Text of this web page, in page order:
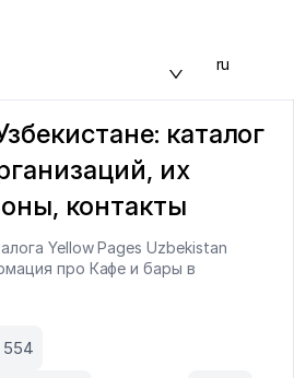
ru
каталог
их
контакты
Yellow Pages Uzbekistan
про Кафе и бары в
554